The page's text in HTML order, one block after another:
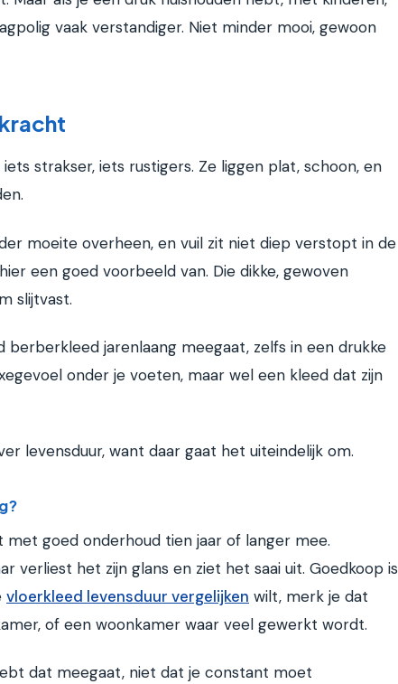
vaak verstandiger. Niet minder mooi, gewoon
strakser, iets rustigers. Ze liggen plat, schoon, en
moeite overheen, en vuil zit niet diep verstopt in de
een goed voorbeeld van. Die dikke, gewoven
slijtvast.
berberkleed jarenlaang meegaat, zelfs in een drukke
onder je voeten, maar wel een kleed dat zijn
levensduur, want daar gaat het uiteindelijk om.
met goed onderhoud tien jaar of langer mee.
verliest het zijn glans en ziet het saai uit. Goedkoop is
vloerkleed levensduur vergelijken wilt, merk je dat
of een woonkamer waar veel gewerkt wordt.
dat meegaat, niet dat je constant moet